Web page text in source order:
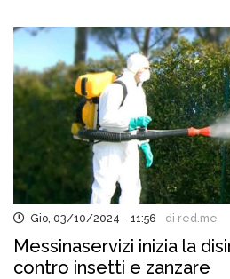
Gio, 03/10/2024 - 11:56 di red.me
Messinaservizi inizia la
contro insetti e zanzare